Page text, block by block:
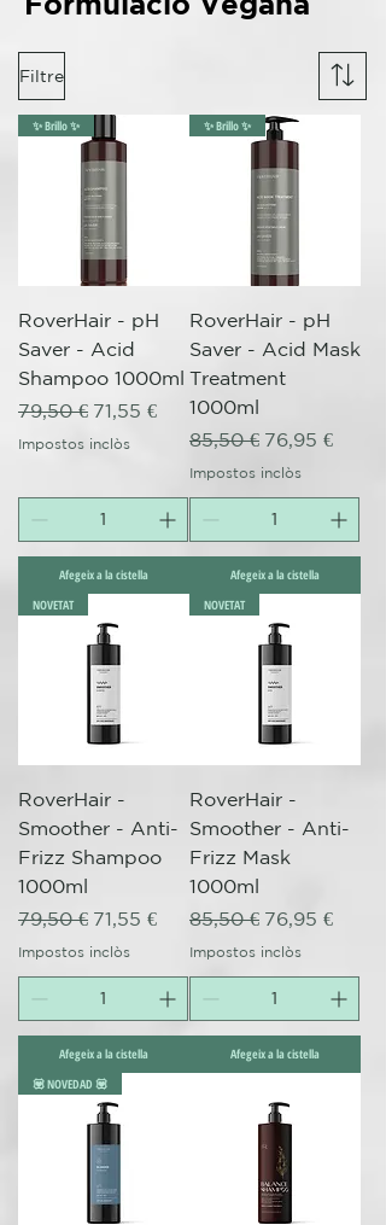
Filtre
✨ Brillo ✨
RoverHair - pH
Saver - Acid
Shampoo 1000ml
Preu normal
79,50 € Preu d'oferta
71,55 €
Impostos inclòs
Afegeix a la cistella
✨ Brillo ✨
RoverHair - pH
Saver - Acid Mask
Treatment
1000ml
Preu normal
85,50 € Preu d'oferta
76,95 €
Impostos inclòs
Afegeix a la cistella
NOVETAT
RoverHair -
Smoother - Anti-
Frizz Shampoo
1000ml
Preu normal
79,50 € Preu d'oferta
71,55 €
Impostos inclòs
Afegeix a la cistella
NOVETAT
RoverHair -
Smoother - Anti-
Frizz Mask
1000ml
Preu normal
85,50 € Preu d'oferta
76,95 €
Impostos inclòs
Afegeix a la cistella
💟 NOVEDAD 💟